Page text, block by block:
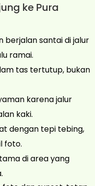
ke Pura
berjalan santai di jalur
ramai.
tas tertutup, bukan
karena jalur
kaki.
dengan tepi tebing,
foto.
di area yang